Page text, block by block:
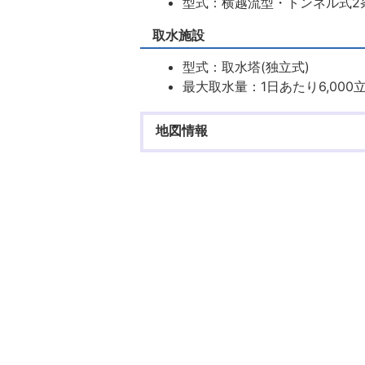
取水施設
型式：取水塔(独立式)
最大取水量：1日あたり6,000
地図情報